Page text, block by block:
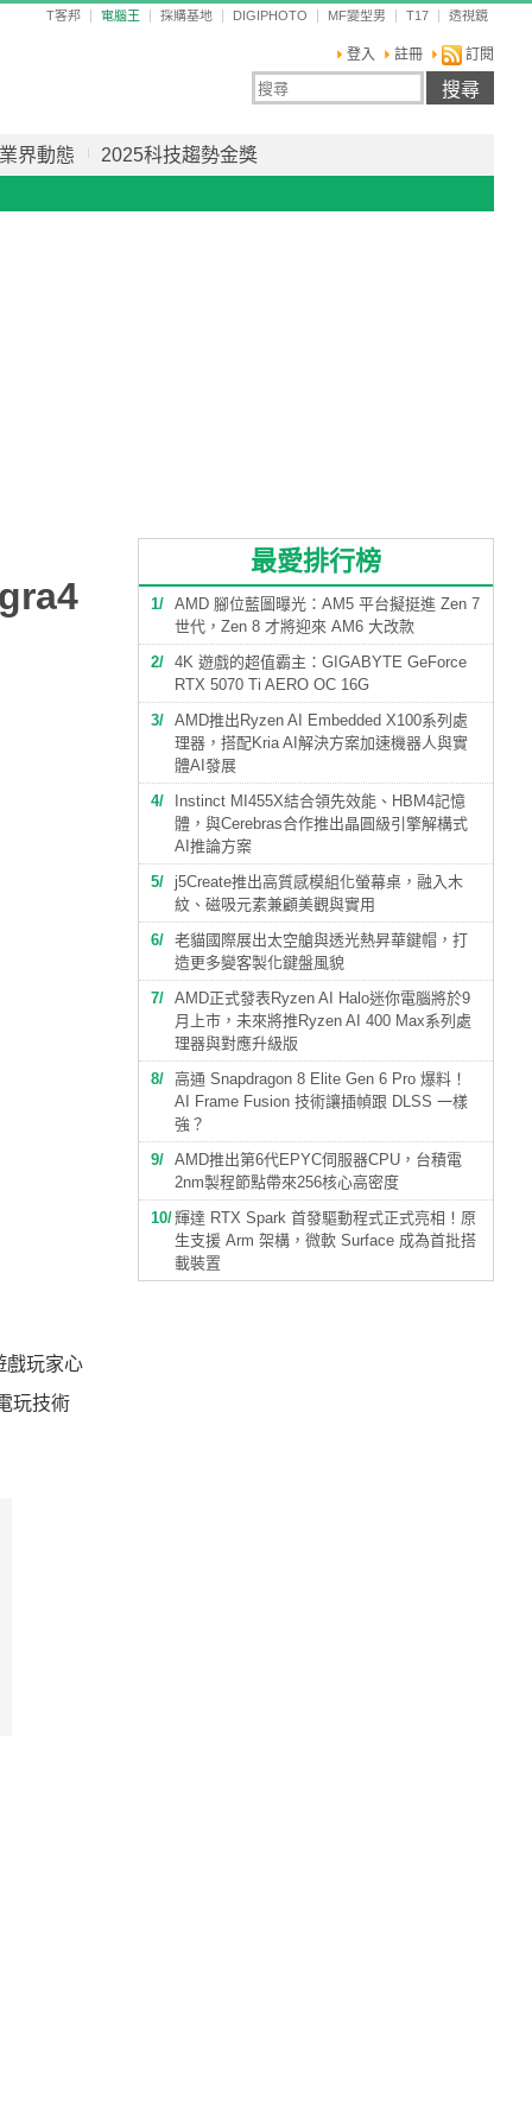
T客邦 電腦王 採購基地 DIGIPHOTO MF變型男 T17 透視鏡
登入 註冊 訂閱
業界動態 2025科技趨勢金獎
戲玩家心
玩技術
最愛排行榜
1
AMD 腳位藍圖曝光：AM5 平台擬挺進 Zen 7
世代，Zen 8 才將迎來 AM6 大改款
2
4K 遊戲的超值霸主：GIGABYTE GeForce
RTX 5070 Ti AERO OC 16G
3
AMD推出Ryzen AI Embedded X100系列處
理器，搭配Kria AI解決方案加速機器人與實
體AI發展
4
Instinct MI455X結合領先效能、HBM4記憶
體，與Cerebras合作推出晶圓級引擎解構式
AI推論方案
5
j5Create推出高質感模組化螢幕桌，融入木
紋、磁吸元素兼顧美觀與實用
6
老貓國際展出太空艙與透光熱昇華鍵帽，打
造更多變客製化鍵盤風貌
7
AMD正式發表Ryzen AI Halo迷你電腦將於9
月上市，未來將推Ryzen AI 400 Max系列處
理器與對應升級版
8
高通 Snapdragon 8 Elite Gen 6 Pro 爆料！
AI Frame Fusion 技術讓插幀跟 DLSS 一樣
強？
9
AMD推出第6代EPYC伺服器CPU，台積電
2nm製程節點帶來256核心高密度
10 輝達 RTX Spark 首發驅動程式正式亮相！原
生支援 Arm 架構，微軟 Surface 成為首批搭
載裝置